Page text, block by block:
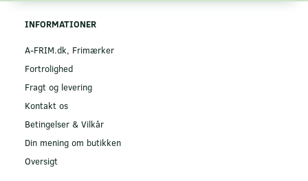
INFORMATIONER
A-FRIM.dk, Frimærker
Fortrolighed
Fragt og levering
Kontakt os
Betingelser & Vilkår
Din mening om butikken
Oversigt